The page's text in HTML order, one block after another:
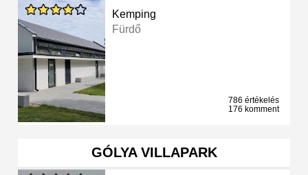
Kemping
Fürdő
786 értékelés
176 komment
GÓLYA VILLAPARK